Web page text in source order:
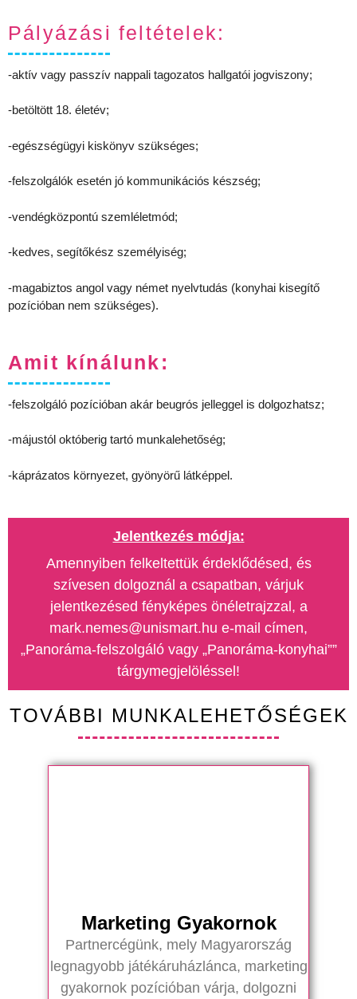
Pályázási feltételek:
-aktív vagy passzív nappali tagozatos hallgatói jogviszony;
-betöltött 18. életév;
-egészségügyi kiskönyv szükséges;
-felszolgálók esetén jó kommunikációs készség;
-vendégközpontú szemléletmód;
-kedves, segítőkész személyiség;
-magabiztos angol vagy német nyelvtudás (konyhai kisegítő
pozícióban nem szükséges).
Amit kínálunk:
-felszolgáló pozícióban akár beugrós jelleggel is dolgozhatsz;
-májustól októberig tartó munkalehetőség;
-káprázatos környezet, gyönyörű látképpel.
Jelentkezés módja:
Amennyiben felkeltettük érdeklődésed, és
szívesen dolgoznál a csapatban, várjuk
jelentkezésed fényképes önéletrajzzal, a
mark.nemes@unismart.hu e-mail címen,
„Panoráma-felszolgáló vagy „Panoráma-konyhai””
tárgymegjelöléssel!
TOVÁBBI MUNKALEHETŐSÉGEK
Marketing Gyakornok
Partnercégünk, mely Magyarország
legnagyobb játékáruházlánca, marketing
gyakornok pozícióban várja, dolgozni